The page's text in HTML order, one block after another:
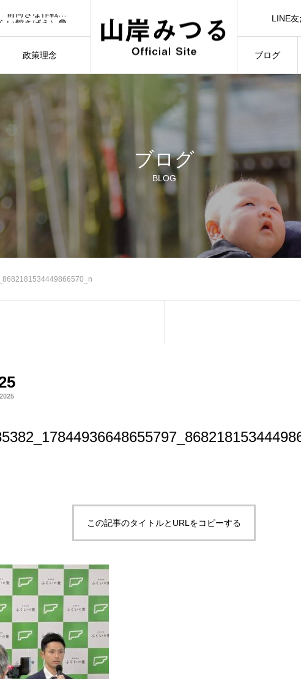
政策理念
ブログ
い館さばえ）🟢
（3/13）🟢
LINE
ブログ
BLOG
2025
この記事のタイトルとURLをコピーする